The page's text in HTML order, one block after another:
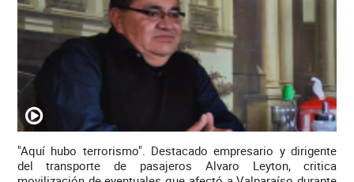
"Aquí hubo terrorismo". Destacado empresario y dirigente
del transporte de pasajeros Alvaro Leyton, critica